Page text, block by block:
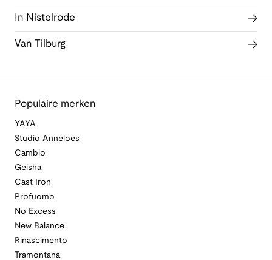
In Nistelrode
Van Tilburg
Populaire merken
YAYA
Studio Anneloes
Cambio
Geisha
Cast Iron
Profuomo
No Excess
New Balance
Rinascimento
Tramontana